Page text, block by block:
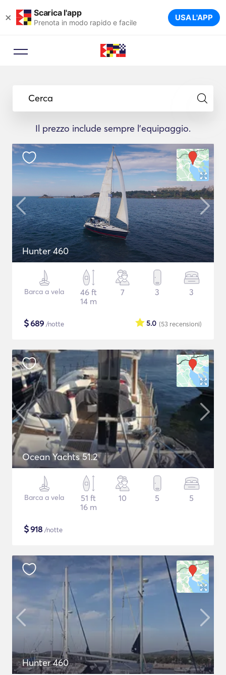
× Scarica l'app
Prenota in modo rapido e facile USA L'APP
Cerca
Il prezzo include sempre l'equipaggio.
Hunter 460
Barca a vela
46 ft
14 m
7 3 3
$689 /notte (53 recensioni)
5.0
Ocean Yachts 51.2
Barca a vela
51 ft
16 m
10 5 5
$918 /notte
Hunter 460